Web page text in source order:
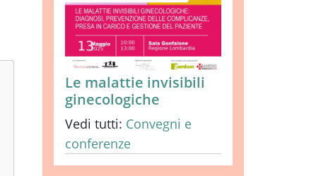
Le malattie invisibili
ginecologiche
Vedi tutti: Convegni e
conferenze